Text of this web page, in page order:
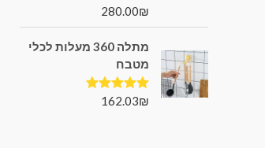
דורג5.00
280.00₪
מתלה 360 מעלות לכלי
מטבח
דורג5.00
162.03₪